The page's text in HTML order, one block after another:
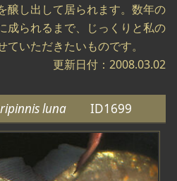
醸し出して居られます。数年の
成られるまで、じっくりと私の
いただきたいものです。
更新日付：2008.03.02
luna ID1699